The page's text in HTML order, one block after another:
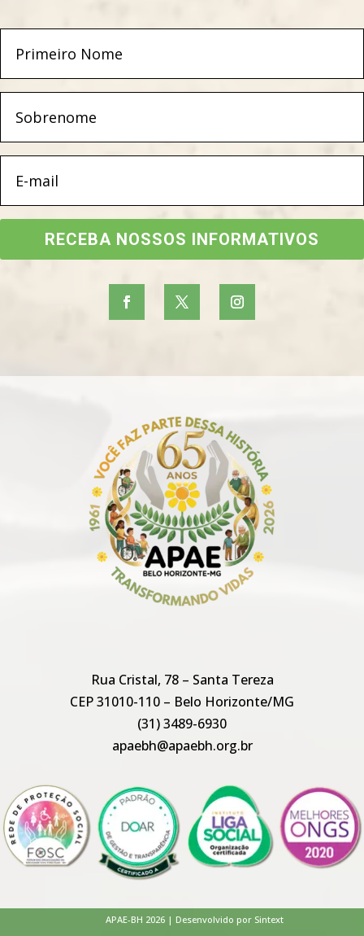
RECEBA NOSSOS INFORMATIVOS
Rua Cristal, 78 – Santa Tereza
CEP 31010-110 – Belo Horizonte/MG
(31) 3489-6930
apaebh@apaebh.org.br
APAE-BH 2026 | Desenvolvido por Sintext